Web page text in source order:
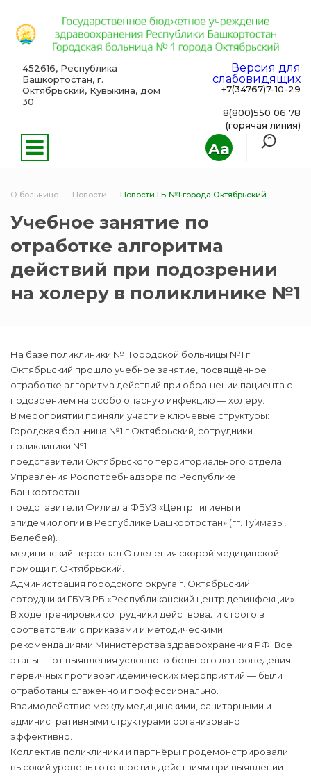
Aa
452616, Республика
Башкортостан, г.
Октябрьский, Кувыкина, дом
30
Версия для
слабовидящих
+7(34767)7-10-29
8(800)550 06 78
(горячая линия)
О больнице Новости Новости ГБ №1 города Октябрьский
Учебное занятие по
отработке алгоритма
действий при подозрении
на холеру в поликлинике №1
На базе поликлиники №1 Городской больницы №1 г.
Октябрьский прошло учебное занятие, посвящённое
отработке алгоритма действий при обращении пациента с
подозрением на особо опасную инфекцию — холеру.
В мероприятии приняли участие ключевые структуры:
Городская больница №1 г.Октябрьский, сотрудники
поликлиники №1
представители Октябрьского территориального отдела
Управления Роспотребнадзора по Республике
Башкортостан.
представители Филиала ФБУЗ «Центр гигиены и
эпидемиологии в Республике Башкортостан» (гг. Туймазы,
Белебей).
медицинский персонал Отделения скорой медицинской
помощи г. Октябрьский.
Администрация городского округа г. Октябрьский.
сотрудники ГБУЗ РБ «Республиканский центр дезинфекции».
В ходе тренировки сотрудники действовали строго в
соответствии с приказами и методическими
рекомендациями Министерства здравоохранения РФ. Все
этапы — от выявления условного больного до проведения
первичных противоэпидемических мероприятий — были
отработаны слаженно и профессионально.
Взаимодействие между медицинскими, санитарными и
административными структурами организовано
эффективно.
Коллектив поликлиники и партнёры продемонстрировали
высокий уровень готовности к действиям при выявлении